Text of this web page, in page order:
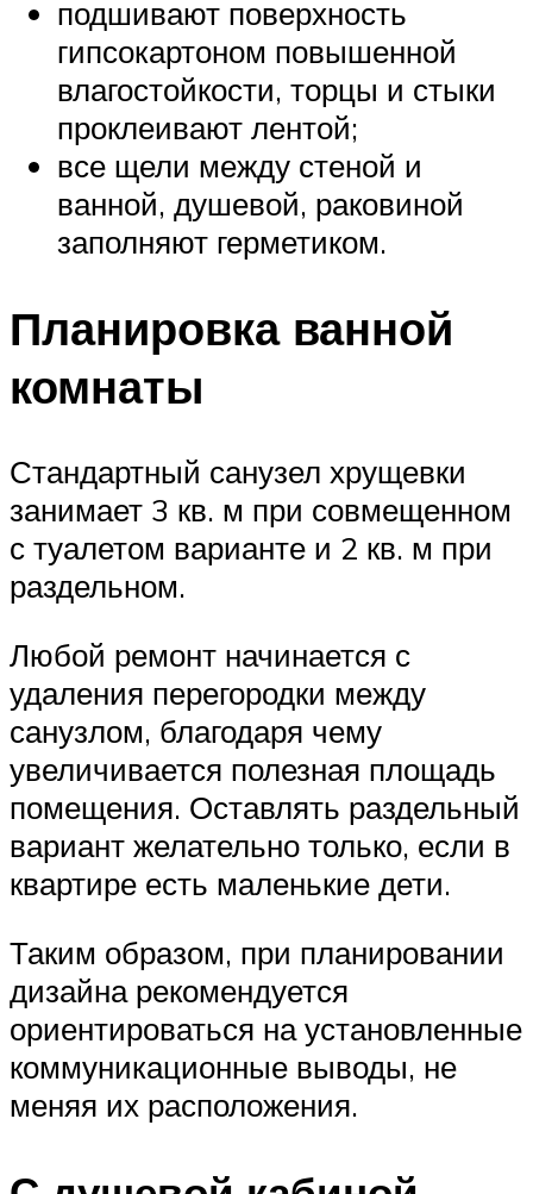
подшивают поверхность
гипсокартоном повышенной
влагостойкости, торцы и стыки
проклеивают лентой;
все щели между стеной и
ванной, душевой, раковиной
заполняют герметиком.
Планировка ванной
комнаты
Стандартный санузел хрущевки
занимает 3 кв. м при совмещенном
с туалетом варианте и 2 кв. м при
раздельном.
Любой ремонт начинается с
удаления перегородки между
санузлом, благодаря чему
увеличивается полезная площадь
помещения. Оставлять раздельный
вариант желательно только, если в
квартире есть маленькие дети.
Таким образом, при планировании
дизайна рекомендуется
ориентироваться на установленные
коммуникационные выводы, не
меняя их расположения.